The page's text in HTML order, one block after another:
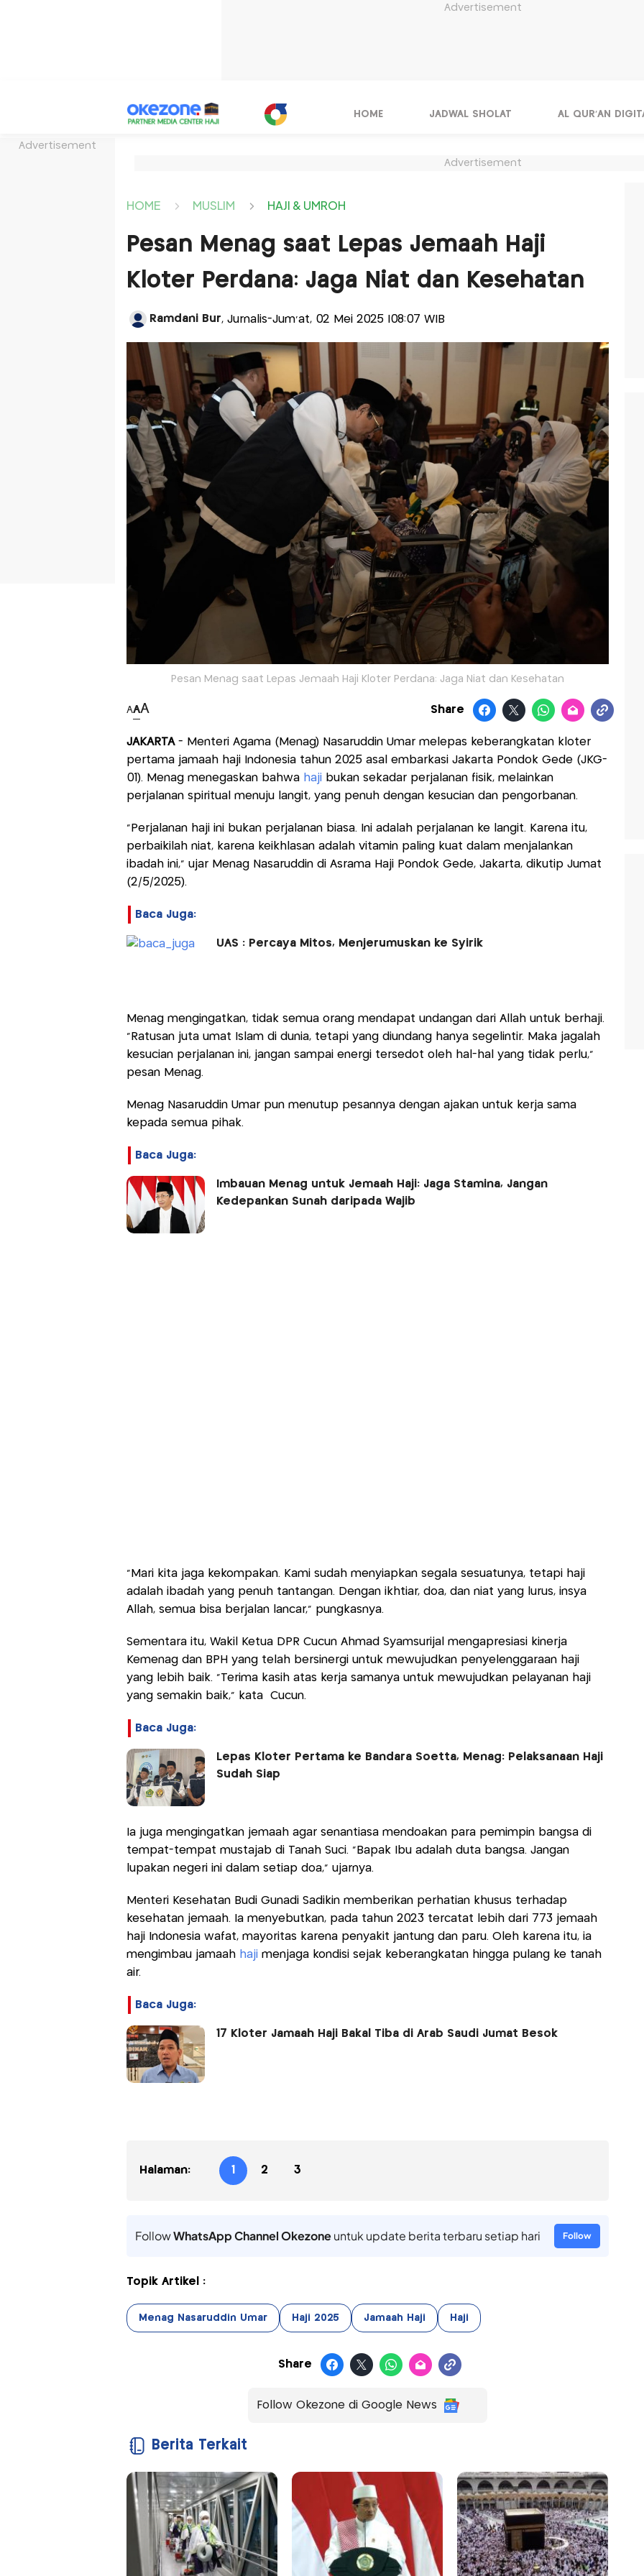
Advertisement
Advertisement
HOME JADWAL SHOLAT AL QUR'AN
Advertisement
HOME MUSLIM HAJI & UMROH
Pesan Menag saat Lepas Jemaah Haji
Kloter Perdana: Jaga Niat dan Kesehatan
Ramdani Bur, Jurnalis-Jum'at, 02 Mei 2025 |08:07 WIB
Pesan Menag saat Lepas Jemaah Haji Kloter Perdana: Jaga Niat dan Kesehatan
AAA Share
JAKARTA - Menteri Agama (Menag) Nasaruddin Umar melepas keberangkatan kloter
pertama jamaah haji Indonesia tahun 2025 asal embarkasi Jakarta Pondok Gede (JKG-
01). Menag menegaskan bahwahaji bukan sekadar perjalanan fisik, melainkan
perjalanan spiritual menuju langit, yang penuh dengan kesucian dan pengorbanan.
"Perjalanan haji ini bukan perjalanan biasa. Ini adalah perjalanan ke langit. Karena itu,
perbaikilah niat, karena keikhlasan adalah vitamin paling kuat dalam menjalankan
ibadah ini," ujar Menag Nasaruddin di Asrama Haji Pondok Gede, Jakarta, dikutip Jumat
(2/5/2025).
Baca Juga:
UAS : Percaya Mitos, Menjerumuskan ke Syirik
Menag mengingatkan, tidak semua orang mendapat undangan dari Allah untuk berhaji.
"Ratusan juta umat Islam di dunia, tetapi yang diundang hanya segelintir. Maka jagalah
kesucian perjalanan ini, jangan sampai energi tersedot oleh hal-hal yang tidak perlu,"
pesan Menag.
Menag Nasaruddin Umar pun menutup pesannya dengan ajakan untuk kerja sama
kepada semua pihak.
Baca Juga:
Imbauan Menag untuk Jemaah Haji: Jaga Stamina, Jangan
Kedepankan Sunah daripada Wajib
"Mari kita jaga kekompakan. Kami sudah menyiapkan segala sesuatunya, tetapi haji
adalah ibadah yang penuh tantangan. Dengan ikhtiar, doa, dan niat yang lurus, insya
Allah, semua bisa berjalan lancar," pungkasnya.
Sementara itu, Wakil Ketua DPR Cucun Ahmad Syamsurijal mengapresiasi kinerja
Kemenag dan BPH yang telah bersinergi untuk mewujudkan penyelenggaraan haji
yang lebih baik. "Terima kasih atas kerja samanya untuk mewujudkan pelayanan haji
yang semakin baik," kata Cucun.
Baca Juga:
Lepas Kloter Pertama ke Bandara Soetta, Menag: Pelaksanaan Haji
Sudah Siap
Ia juga mengingatkan jemaah agar senantiasa mendoakan para pemimpin bangsa di
tempat-tempat mustajab di Tanah Suci. "Bapak Ibu adalah duta bangsa. Jangan
lupakan negeri ini dalam setiap doa," ujarnya.
Menteri Kesehatan Budi Gunadi Sadikin memberikan perhatian khusus terhadap
kesehatan jemaah. Ia menyebutkan, pada tahun 2023 tercatat lebih dari 773 jemaah
haji Indonesia wafat, mayoritas karena penyakit jantung dan paru. Oleh karena itu, ia
mengimbau jamaah hajimenjaga kondisi sejak keberangkatan hingga pulang ke tanah
air.
Baca Juga:
17 Kloter Jamaah Haji Bakal Tiba di Arab Saudi Jumat Besok
Halaman: 1 2 3
FollowWhatsApp Channel Okezoneuntuk update berita terbaru setiap hari Follow
Topik Artikel :
Menag Nasaruddin Umar Haji 2025 Jamaah Haji Haji
Share
Follow Okezone di Google News
Berita Terkait